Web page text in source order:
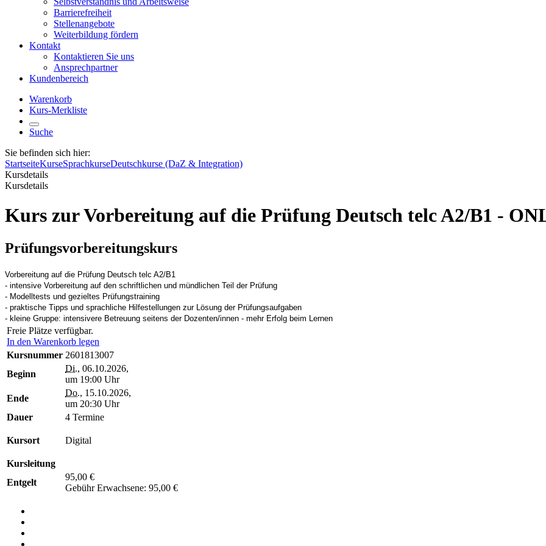
Barrierefreiheit
Stellenangebote
Weiterbildung fördern
Kontakt
Kontaktieren Sie uns
Ansprechpartner
Kundenbereich
Warenkorb
Kurs-Merkliste
Suche
Sie befinden sich hier:
StartseiteKurseSprachkurseDeutschkurse (DaZ & Integration)
Kursdetails
Kursdetails
Kurs zur Vorbereitung auf die Prüfung Deutsch telc A2/B1 -
Prüfungsvorbereitungskurs
Vorbereitung auf die Prüfung Deutsch telc A2/B1
- intensive Vorbereitung auf den schriftlichen und mündlichen Teil der Prüfung
- Modelltests und gezieltes Prüfungstraining
- praktische Tipps und sprachliche Hilfestellungen zur Lösung der Prüfungsaufgaben
- kleine Gruppe: intensivere Betreuung seitens der Dozenten/innen - mehr Erfolg beim Lernen
Freie Plätze verfügbar.
In den Warenkorb legen
Kursnummer 2601813007
Beginn
Di., 06.10.2026,
um 19:00 Uhr
Ende
Do., 15.10.2026,
um 20:30 Uhr
Dauer
4 Termine
Kursort Digital
Kursleitung
Entgelt
95,00 €
Gebühr Erwachsene: 95,00 €